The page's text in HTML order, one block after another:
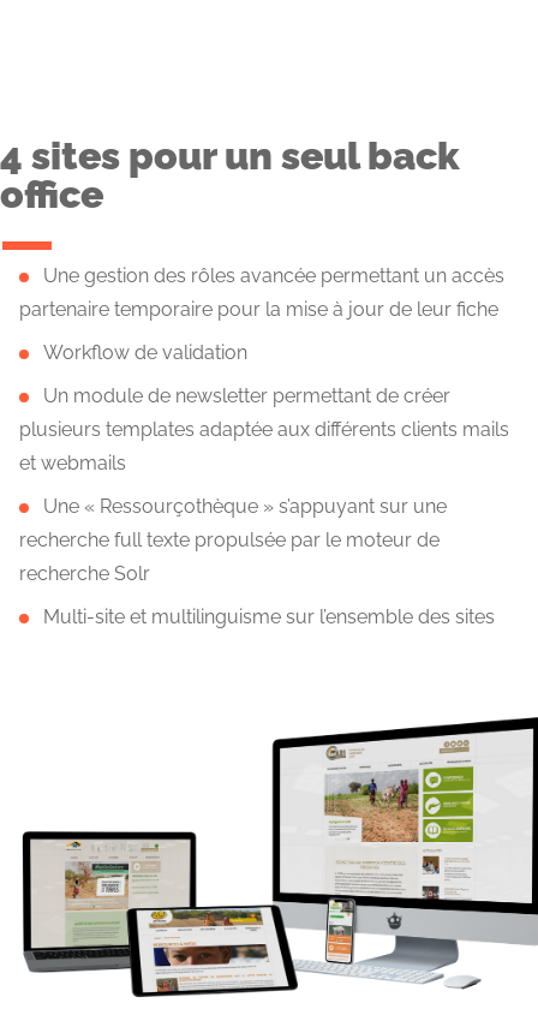
4 sites pour un seul back
office
Une gestion des rôles avancée permettant un accès
partenaire temporaire pour la mise à jour de leur fiche
Workflow de validation
Un module de newsletter permettant de créer
plusieurs templates adaptée aux différents clients mails
et webmails
Une « Ressourçothèque » s’appuyant sur une
recherche full texte propulsée par le moteur de
recherche Solr
Multi-site et multilinguisme sur l’ensemble des sites